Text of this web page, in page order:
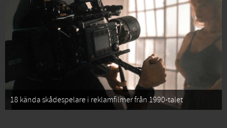
18 kända skådespelare i reklamfilmer från 1990-talet